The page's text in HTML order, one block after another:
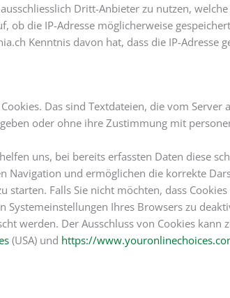
Dritt-Anbieter zu nutzen,
ob die IP-Adresse möglicherweise
Kenntnis davon hat, dass die IP-
Das sind Textdateien, die vom Server
oder ohne ihre Zustimmung mit
uns, bei bereits erfassten Daten diese
Navigation und ermöglichen die korrekte
starten. Falls Sie nicht möchten, dass
Systemeinstellungen Ihres Browsers zu
werden. Der Ausschluss von Cookies
(USA) und https://